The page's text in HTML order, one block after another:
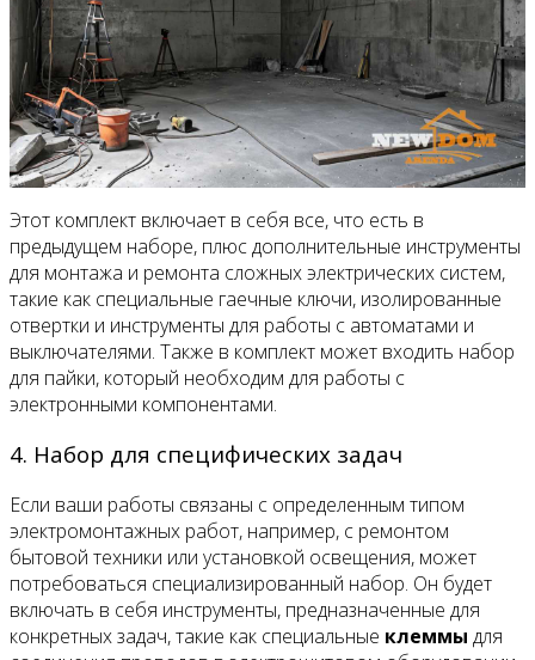
Этот комплект включает в себя все, что есть в
предыдущем наборе, плюс дополнительные инструменты
для монтажа и ремонта сложных электрических систем,
такие как специальные гаечные ключи, изолированные
отвертки и инструменты для работы с автоматами и
выключателями. Также в комплект может входить набор
для пайки, который необходим для работы с
электронными компонентами.
4. Набор для специфических задач
Если ваши работы связаны с определенным типом
электромонтажных работ, например, с ремонтом
бытовой техники или установкой освещения, может
потребоваться специализированный набор. Он будет
включать в себя инструменты, предназначенные для
конкретных задач, такие как специальные клеммы для